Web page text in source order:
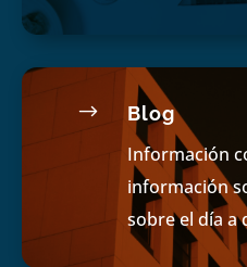
$ Blog
Información
información
sobre el día a